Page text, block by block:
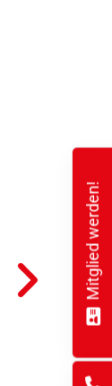
01.06.2026
Danke
FFC
Hoffmann
Thomas
den
Mitglied werden!